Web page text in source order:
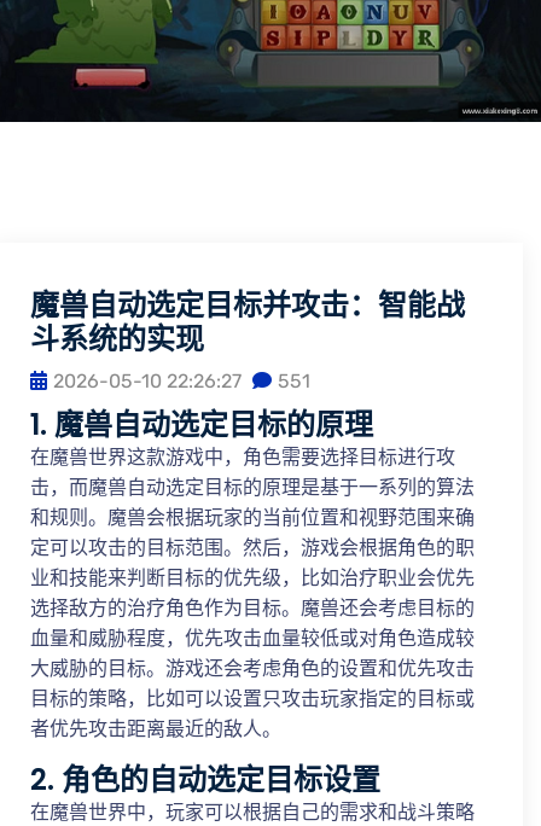
魔兽自动选定目标并攻击：智能战
斗系统的实现
2026-05-10 22:26:27 551
1. 魔兽自动选定目标的原理
在魔兽世界这款游戏中，角色需要选择目标进行攻
击，而魔兽自动选定目标的原理是基于一系列的算法
和规则。魔兽会根据玩家的当前位置和视野范围来确
定可以攻击的目标范围。然后，游戏会根据角色的职
业和技能来判断目标的优先级，比如治疗职业会优先
选择敌方的治疗角色作为目标。魔兽还会考虑目标的
血量和威胁程度，优先攻击血量较低或对角色造成较
大威胁的目标。游戏还会考虑角色的设置和优先攻击
目标的策略，比如可以设置只攻击玩家指定的目标或
者优先攻击距离最近的敌人。
2. 角色的自动选定目标设置
在魔兽世界中，玩家可以根据自己的需求和战斗策略